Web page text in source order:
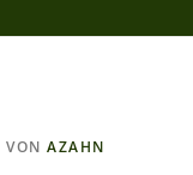
VON AZAHN